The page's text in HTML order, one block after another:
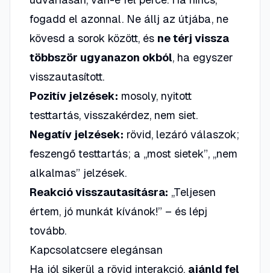
fogadd el azonnal. Ne állj az útjába, ne
kövesd a sorok között, és ne térj vissza
többször ugyanazon okból, ha egyszer
visszautasított.
Pozitív jelzések: mosoly, nyitott
testtartás, visszakérdez, nem siet.
Negatív jelzések: rövid, lezáró válaszok;
feszengő testtartás; a „most sietek”, „nem
alkalmas” jelzések.
Reakció visszautasításra: „Teljesen
értem, jó munkát kívánok!” – és lépj
tovább.
Kapcsolatcsere elegánsan
Ha jól sikerül a rövid interakció, ajánld fel